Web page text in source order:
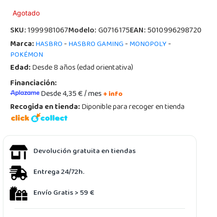
Agotado
SKU:1999981067Modelo:G0716175EAN:5010996298720
Marca:HASBRO-HASBRO GAMING-MONOPOLY-
POKÉMON
Edad:Desde 8 años (edad orientativa)
Financiación:
Desde 4,35 € / mes+ info
Recogida en tienda:Diponible para recoger en tienda
Devolución gratuita en tiendas
Entrega 24/72h.
Envío Gratis > 59 €